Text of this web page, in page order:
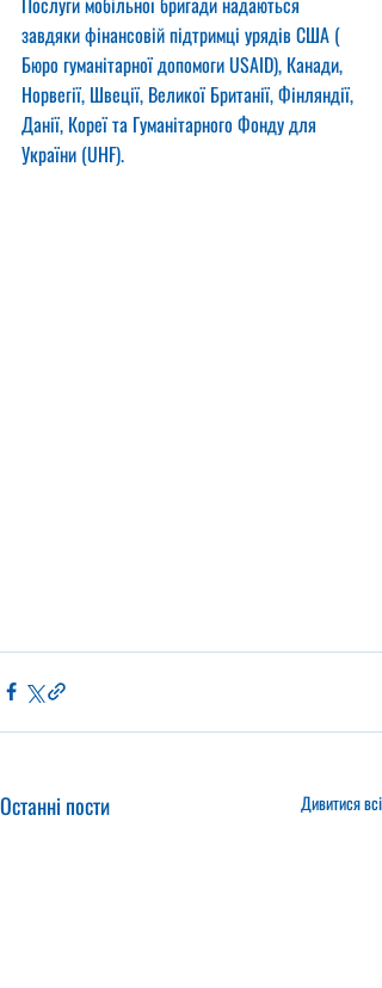
завдяки фінансовій підтримці урядів США (
Бюро гуманітарної допомоги USAID), Канади,
Норвегії, Швеції, Великої Британії, Фінляндії,
Данії, Кореї та Гуманітарного Фонду для
України (UHF).
Останні пости Дивитися всі